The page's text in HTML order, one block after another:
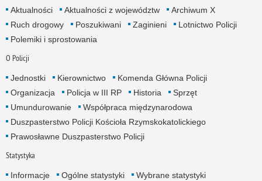
Aktualności Aktualności z województw
Archiwum X
Ruch drogowy
Poszukiwani Zaginieni
Lotnictwo Policji
Polemiki i sprostowania
O Policji
Jednostki Kierownictwo
Komenda Główna Policji
Organizacja
Policja w III RP Historia
Sprzęt
Umundurowanie
Współpraca międzynarodowa
Duszpasterstwo Policji Kościoła Rzymskokatolickiego
Prawosławne Duszpasterstwo Policji
Statystyka
Informacje Ogólne statystyki
Wybrane statystyki